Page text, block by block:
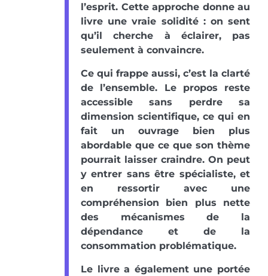
l’esprit. Cette approche donne au
livre une vraie solidité : on sent
qu’il cherche à éclairer, pas
seulement à convaincre.
Ce qui frappe aussi, c’est la clarté
de l’ensemble. Le propos reste
accessible sans perdre sa
dimension scientifique, ce qui en
fait un ouvrage bien plus
abordable que ce que son thème
pourrait laisser craindre. On peut
y entrer sans être spécialiste, et
en ressortir avec une
compréhension bien plus nette
des mécanismes de la
dépendance et de la
consommation problématique.
Le livre a également une portée